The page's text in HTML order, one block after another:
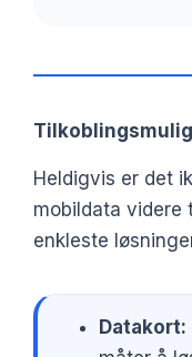
Heldigvis er det
mobildata videre
enkleste
Datakort: